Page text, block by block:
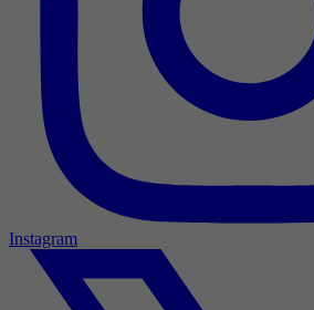
Instagram